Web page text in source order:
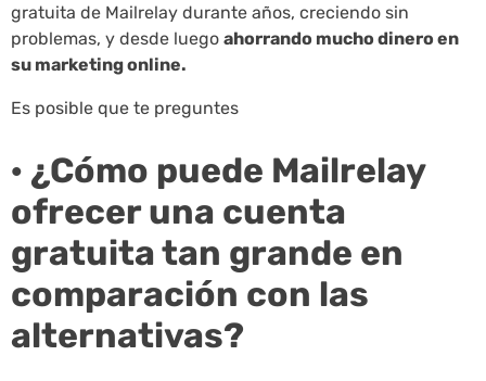
gratuita de Mailrelay durante años, creciendo sin
problemas, y desde luego ahorrando mucho dinero en
su marketing online.
Es posible que te preguntes
· ¿Cómo puede Mailrelay
ofrecer una cuenta
gratuita tan grande en
comparación con las
alternativas?